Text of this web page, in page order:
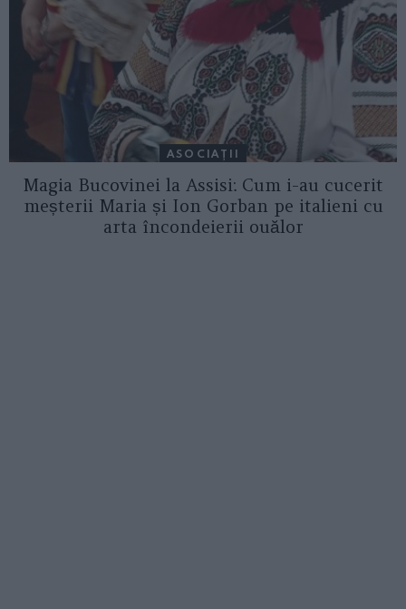
ASOCIAŢII
Magia Bucovinei la Assisi: Cum i-au cucerit
meșterii Maria și Ion Gorban pe italieni cu
arta încondeierii ouălor